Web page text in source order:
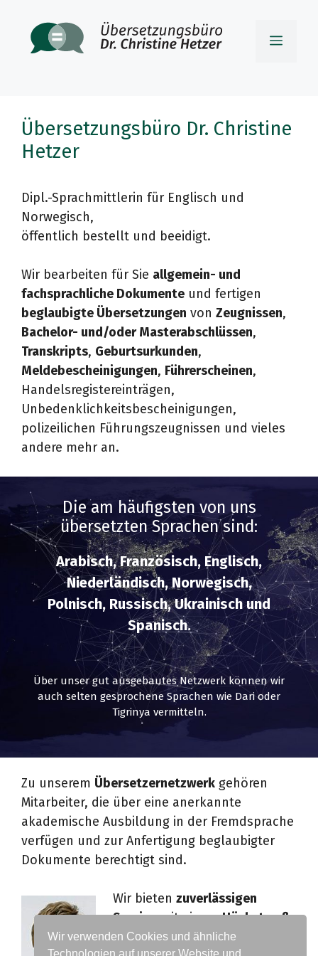
Inhalt
springen
Menü
Übersetzungsbüro Dr. Christine
Hetzer
Dipl.-Sprachmittlerin für Englisch und
Norwegisch,
öffentlich bestellt und beeidigt.
Wir bearbeiten für Sie allgemein- und
fachsprachliche Dokumente und fertigen
beglaubigte Übersetzungen von Zeugnissen,
Bachelor- und/oder Masterabschlüssen,
Transkripts, Geburtsurkunden,
Meldebescheinigungen, Führerscheinen,
Handelsregistereinträgen,
Unbedenklichkeitsbescheinigungen,
polizeilichen Führungszeugnissen und vieles
andere mehr an.
Die am häufigsten von uns
übersetzten Sprachen sind:
Arabisch, Französisch, Englisch,
Niederländisch, Norwegisch,
Polnisch, Russisch, Ukrainisch und
Spanisch.
Über unser gut ausgebautes Netzwerk können wir
auch selten gesprochene Sprachen wie Dari oder
Tigrinya vermitteln.
Zu unserem Übersetzernetzwerk gehören
Mitarbeiter, die über eine anerkannte
akademische Ausbildung in der Fremdsprache
verfügen und zur Anfertigung beglaubigter
Dokumente berechtigt sind.
Wir bietenzuverlässigen
Servicemit einemHöchstmaß
an Professionalität. Dabei sind
Wir verwenden Cookies und ähnliche